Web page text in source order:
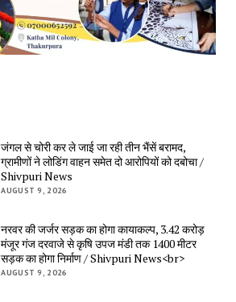
जंगल से चोरी कर ले जाई जा रही तीन भैंसें बरामद,
ग्रामीणों ने लोडिंग वाहन समेत दो आरोपियों को दबोचा /
Shivpuri News
AUGUST 9, 2026
नरवर की जर्जर सड़क का होगा कायाकल्प, 3.42 करोड़
मंजूर गंज दरवाजे से कृषि उपज मंडी तक 1400 मीटर
सड़क का होगा निर्माण / Shivpuri News<br>
AUGUST 9, 2026